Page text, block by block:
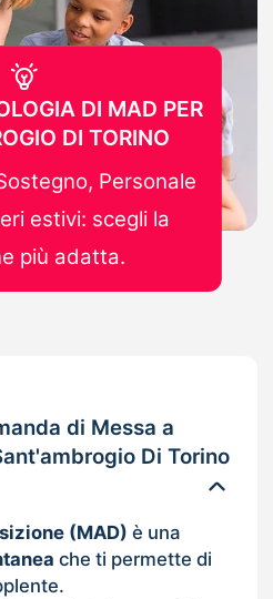
di Messa a
Di Torino
(MAD) è una
che ti permette di
DI MAD PER
DI TORINO
Personale
estivi: scegli la
più adatta.